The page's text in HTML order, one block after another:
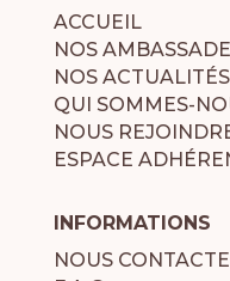
ACCUEIL
NOS
NOS ACTUALITÉS
QUI SOMMES-
NOUS
ESPACE
INFORMATIONS
NOUS